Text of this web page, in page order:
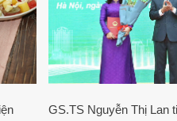
GS.TS Nguyễn Thị Lan